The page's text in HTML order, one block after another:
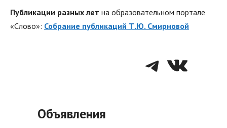
Публикации разных лет на образовательном портале
«Слово»: Собрание публикаций Т.Ю. Смирновой
VK
Объявления